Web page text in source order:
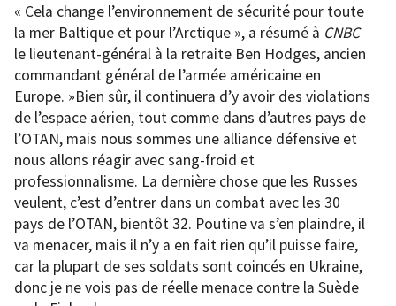
« Cela change l’environnement de sécurité pour toute
la mer Baltique et pour l’Arctique », a résumé à CNBC
le lieutenant-général à la retraite Ben Hodges, ancien
commandant général de l’armée américaine en
Europe. »Bien sûr, il continuera d’y avoir des violations
de l’espace aérien, tout comme dans d’autres pays de
l’OTAN, mais nous sommes une alliance défensive et
nous allons réagir avec sang-froid et
professionnalisme. La dernière chose que les Russes
veulent, c’est d’entrer dans un combat avec les 30
pays de l’OTAN, bientôt 32. Poutine va s’en plaindre, il
va menacer, mais il n’y a en fait rien qu’il puisse faire,
car la plupart de ses soldats sont coincés en Ukraine,
donc je ne vois pas de réelle menace contre la Suède